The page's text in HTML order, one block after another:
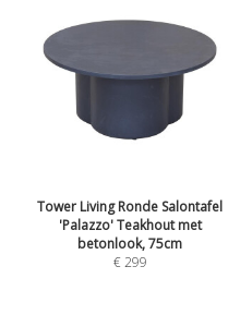
Tower Living Ronde Salontafel
'Palazzo' Teakhout met
betonlook, 75cm
€299